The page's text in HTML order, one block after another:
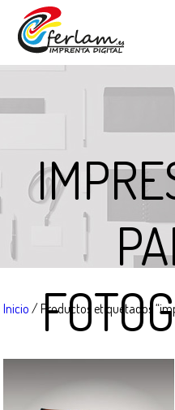
Inicio / Productos etiquetados